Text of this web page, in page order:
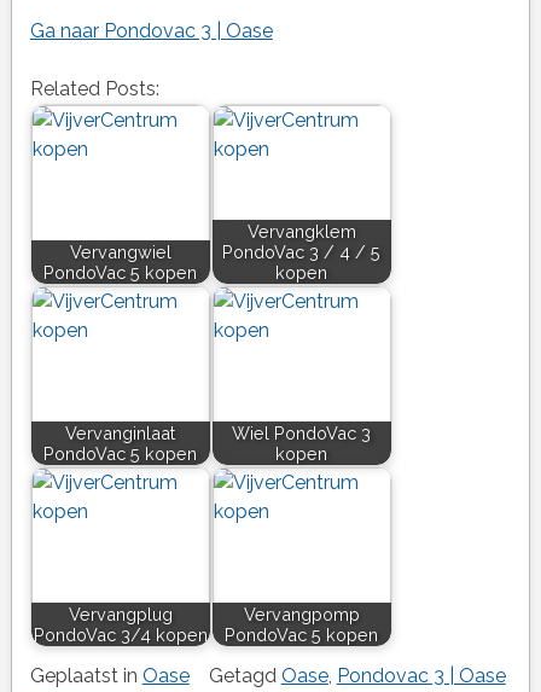
Ga naar Pondovac 3 | Oase
Related Posts:
Vervangwiel
PondoVac 5 kopen
Vervangklem
PondoVac 3 / 4 / 5
kopen
Vervanginlaat
PondoVac 5 kopen
Wiel PondoVac 3
kopen
Vervangplug
PondoVac 3/4 kopen
Vervangpomp
PondoVac 5 kopen
Geplaatst in Oase Getagd Oase, Pondovac 3 | Oase